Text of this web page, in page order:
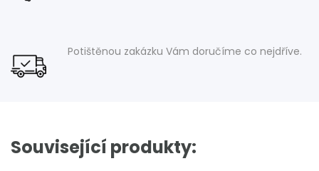
Potištěnou zakázku Vám doručíme co nejdříve.
Související produkty: